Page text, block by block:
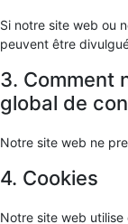
Si notre site web ou
peuvent être
3. Comment
global de
Notre site web ne
4. Cookies
Notre site web utilise